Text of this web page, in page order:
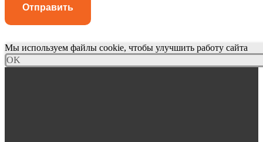
Отправить
Мы используем файлы cookie, чтобы улучшить работу сайта
OK